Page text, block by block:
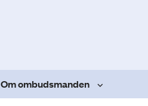
Om ombudsmanden